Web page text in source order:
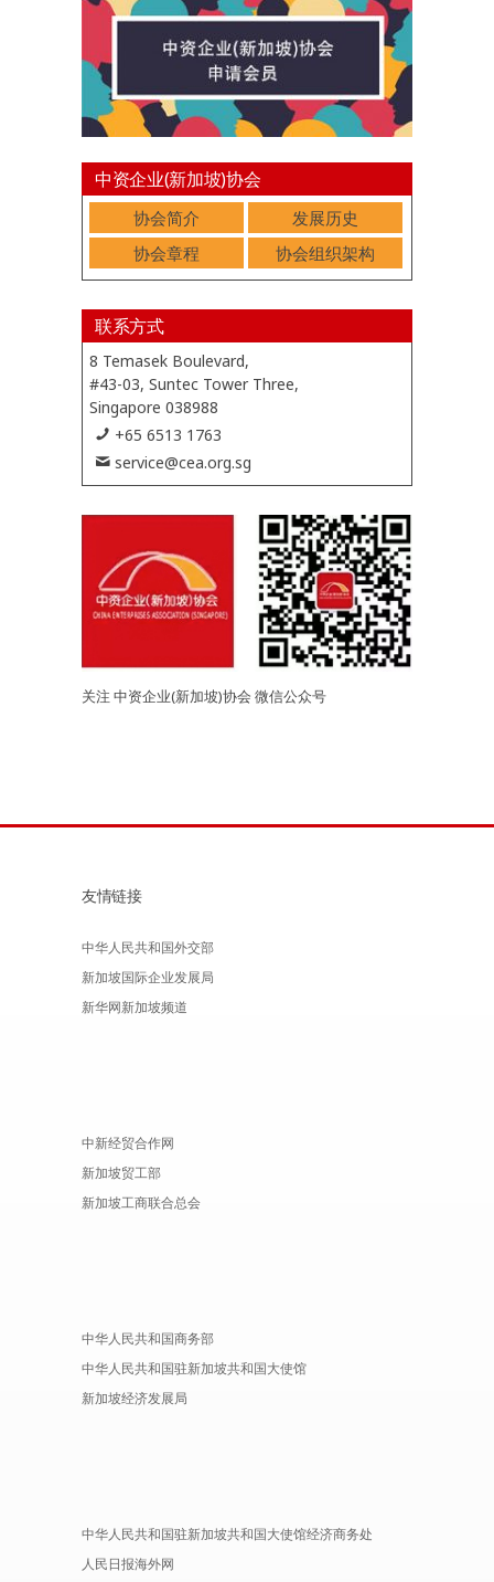
中资企业(新加坡)协会
协会简介
发展历史
协会章程
协会组织架构
联系方式
8 Temasek Boulevard,
#43-03, Suntec Tower Three,
Singapore 038988
+65 6513 1763
service@cea.org.sg
关注 中资企业(新加坡)协会 微信公众号
友情链接
中华人民共和国外交部
新加坡国际企业发展局
新华网新加坡频道
中新经贸合作网
新加坡贸工部
新加坡工商联合总会
中华人民共和国商务部
中华人民共和国驻新加坡共和国大使馆
新加坡经济发展局
中华人民共和国驻新加坡共和国大使馆经济商务处
人民日报海外网